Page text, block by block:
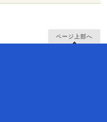
ページ上部へ